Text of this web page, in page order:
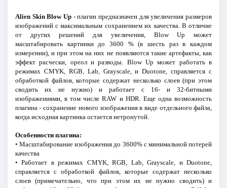
Alien Skin Blow Up- плагин предназначен для увеличения размеров
изображений с максимальным сохранением их качества. В отличие
от других решений для увеличения, Blow Up может
масштабировать картинки до 3600 % (в шесть раз в каждом
измерении), и при этом на них не появляются такие артефакты, как
эффект расчески, ореол и разводы. Blow Up может работать в
режимах CMYK, RGB, Lab, Grayscale, и Duotone, справляется с
обработкой файлов, которые содержат несколько слоев (при этом
сводить их не нужно) и работает с 16- и 32-битными
изображениями, в том числе RAW и HDR. Еще одна возможность
плагина - сохранение нового изображения в виде отдельного файла,
когда исходная картинка остается нетронутой.
Особенности плагина:
• Масштабирование изображения до 3600% с минимальной потерей
качества
• Работает в режимах CMYK, RGB, Lab, Grayscale, и Duotone,
справляется с обработкой файлов, которые содержат несколько
слоев (примечательно, что при этом их не нужно сводить) и